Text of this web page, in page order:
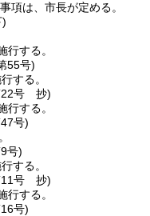
項は、市長が定める。
行する。
55号)
する。
22号 抄)
行する。
号)
号)
する。
11号 抄)
行する。
号)